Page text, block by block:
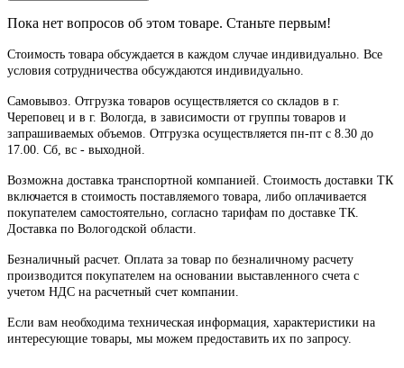
Пока нет вопросов об этом товаре. Станьте первым!
Стоимость товара обсуждается в каждом случае индивидуально. Все
условия сотрудничества обсуждаются индивидуально.
Самовывоз. Отгрузка товаров осуществляется со складов в г.
Череповец и в г. Вологда, в зависимости от группы товаров и
запрашиваемых объемов. Отгрузка осуществляется пн-пт с 8.30 до
17.00. Сб, вс - выходной.
Возможна доставка транспортной компанией. Стоимость доставки ТК
включается в стоимость поставляемого товара, либо оплачивается
покупателем самостоятельно, согласно тарифам по доставке ТК.
Доставка по Вологодской области.
Безналичный расчет. Оплата за товар по безналичному расчету
производится покупателем на основании выставленного счета с
учетом НДС на расчетный счет компании.
Если вам необходима техническая информация, характеристики на
интересующие товары, мы можем предоставить их по запросу.